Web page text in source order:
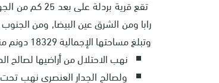
تقع قرية
وتبلغ مساحتها الإجمالية 18329 دونم منها 404 دونم عبارة عن مسطح بناء للقرية.
نهب الاحتلال من أراضيها لصالح الطرق الالتفافية 252